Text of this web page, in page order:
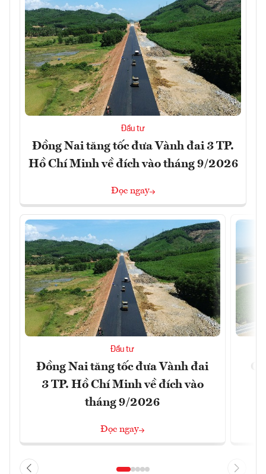
Đầu tư
Đồng Nai tăng tốc đưa Vành đai 3 TP.
Hồ Chí Minh về đích vào tháng 9/2026
Đọc ngay
Đầu tư
Đồng Nai tăng tốc đưa Vành đai
3 TP. Hồ Chí Minh về đích vào
tháng 9/2026
Đọc ngay